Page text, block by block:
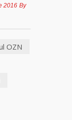
Elena
a revenit
2016 By
OZN